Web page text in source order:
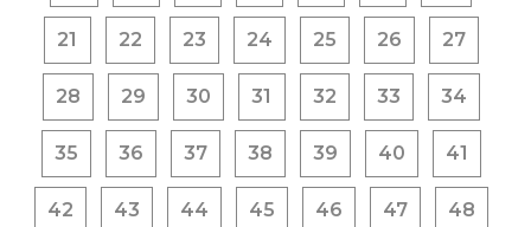
21 22 23 24 25 26 27
28 29 30 31 32 33 34
35 36 37 38 39 40 41
42 43 44 45 46 47 48